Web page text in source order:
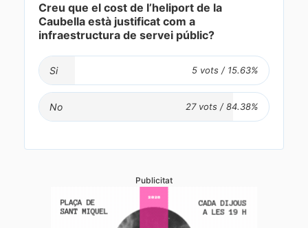
Creu que el cost de l’heliport de la
Caubella està justificat com a
infraestructura de servei públic?
Si
No
Publicitat